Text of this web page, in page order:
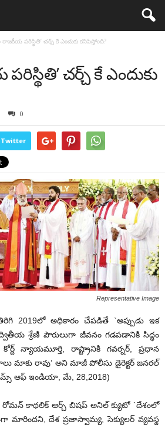
రాజకీయ పరిస్థితి’ చర్చ్ కే ఎందుకు కనిపిస్తోంది?
చర్చ్ కే ఎందుకు
0
Twitter
Representative Image
తిరిగి 2019లో అధికారం చేపడితే `అప్పుడు ఇక
శ్రేణి పౌరులుగా జీవనం గడపడానికి సిద్ధం
న్యాయమూర్తి, రాష్ట్రానికి గవర్నర్, ప్రధాన
మాకు రావు’ అని మాజీ పోలీసు డైరెక్టర్ జనరల్
ఆఫ్ ఇండియా, మే, 28,2018)
రోమన్ కాథలిక్ ఆర్చ్ బిషప్ అనిల్ క్యుటో `దేశంలో
మారిందని, దేశ ప్రజాస్వామ్య, సెక్యులర్ వ్యవస్థ